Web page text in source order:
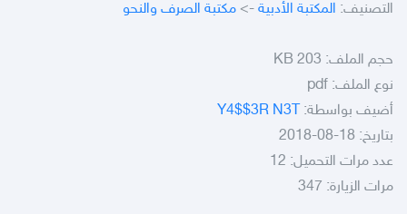
التصنيف: المكتبة الأدبية -> مكتبة الصرف والنحو
حجم الملف: 203 KB
نوع الملف: pdf
أضيف بواسطة: Y4$$3R N3T
بتاريخ: 18-08-2018
عدد مرات التحميل: 12
مرات الزيارة: 347